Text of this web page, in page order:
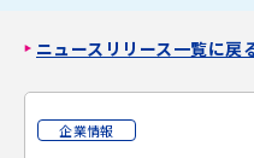
UQ mobile
ニュースリリース一覧に戻
企業情報